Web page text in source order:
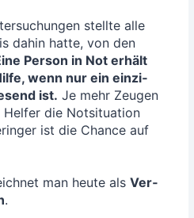
stell­te alle
dahin hat­te, von den
Per­son in Not erhält
wenn nur ein ein­zi­
ist. Je mehr Zeu­gen
die Not­si­tua­ti­on
ist die Chan­ce auf
man heu­te alsVer­
.